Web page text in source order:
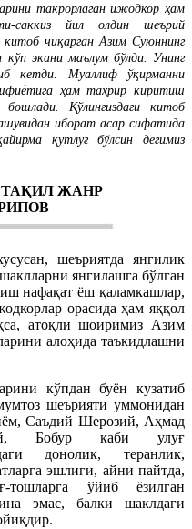
такрорлаган ижодкор ҳам
саккиз йил олдин шеърий
чиқарган Азим Суюннинг
экани маълум бўлди. Унинг
кетди. Муаллиф ўқирманни
ҳам таҳрир киритиш
Қўлингиздаги китоб
иборат асар сифатида
қутлуғ бўлсин дегимиз
ЖАНР
шеъриятда янгилик
янгилашга бўлган
нафақат ёш қаламкашлар,
орасида ҳам яққол
атоқли шоиримиз Азим
алоҳида таъкидлашни
кўпдан буён кузатиб
шеърияти уммонидан
Саъдий Шерозий, Аҳмад
Бобур каби улуғ
донолик, теранлик,
эшлиги, айни пайтда,
ўйиб ёзилган
эмас, балки шаклдаги